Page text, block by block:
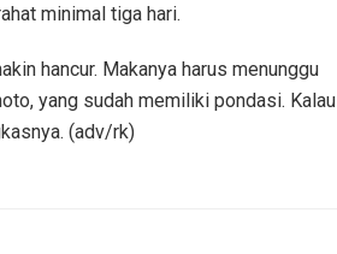
minimal tiga hari.
hancur. Makanya harus menunggu
yang sudah memiliki pondasi. Kalau
(adv/rk)